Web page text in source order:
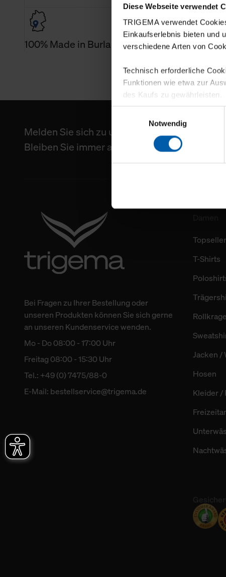
Diese Webseite verwendet
TRIGEMA verwendet
Einkaufserlebnis bieten und
verschiedene Arten von
Technisch erforderliche
Funktionen wie etwa zur
des Kaufs zu gewährleisten.
Für die Darstellung
personenbezogene
Klicken Sie auf "Alle
Über den Reiter „Details“
Menüpunkt
grundsätzlich freiwillig, für
verbundene Verwendung
Weitere Informationen über
unserer
Notwendig
100% Made in Burladingen
Melden Sie sich zu unserem Newsletter an
Bleiben Sie immer auf dem Laufenden
Bei Fragen zu Ihrer Bestellung oder
unseren Produkten können Sie sich gerne
an unseren Kundenservice wenden.
Mo - Do 08:00 - 17:00 Uhr
Freitag 08:00 - 15:30 Uhr
Tel.: +49 (0) 7475/88-0
E-Mail: bestellservice@trigema.de
Topseller
T-Shirts
Jacken /
Hosen
Kleider /